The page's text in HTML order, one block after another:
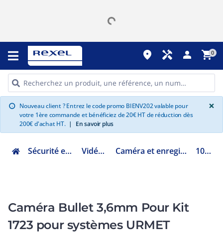
place handyman person shopping_cart0
info Nouveau client ? Entrez le code promo BIENV202 valable pour
votre 1ère commande et bénéficiez de 20€ HT de réduction dès
200€ d'achat HT. | En savoir plus
×
Sécurité et communication Vidéoprotection Caméra et enregistreur analogique (DVR) 1092/250A
Caméra Bullet 3,6mm Pour Kit
1723 pour systèmes URMET